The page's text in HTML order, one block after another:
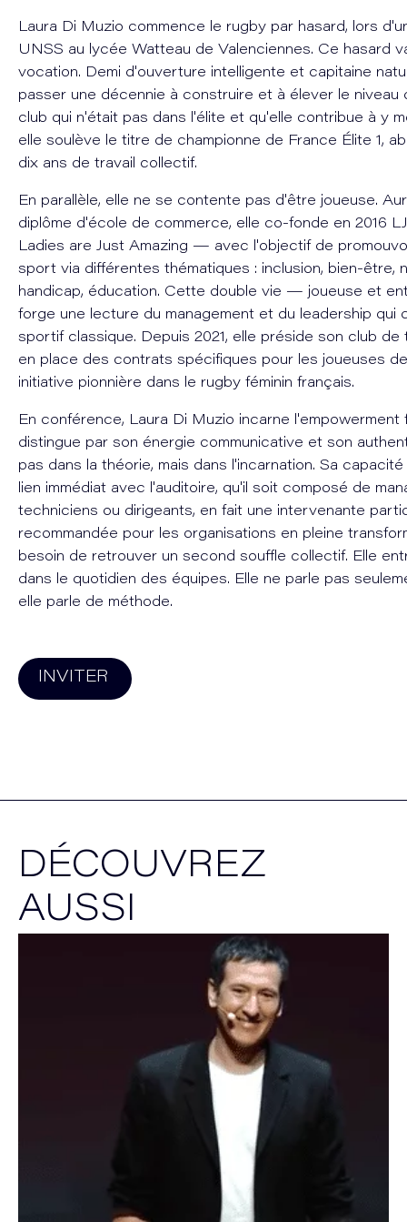
Laura Di Muzio commence le rugby par hasard, lors
UNSS au lycée Watteau de Valenciennes. Ce hasard
vocation. Demi d'ouverture intelligente et capitaine
passer une décennie à construire et à élever le
club qui n'était pas dans l'élite et qu'elle contribue à y
elle soulève le titre de championne de France Élite 1,
dix ans de travail collectif.
En parallèle, elle ne se contente pas d'être joueuse.
diplôme d'école de commerce, elle co-fonde en 2016
Ladies are Just Amazing — avec l'objectif de
sport via différentes thématiques : inclusion, bien-être,
handicap, éducation. Cette double vie — joueuse et
forge une lecture du management et du leadership qui
sportif classique. Depuis 2021, elle préside son club
en place des contrats spécifiques pour les joueuses
initiative pionnière dans le rugby féminin français.
En conférence, Laura Di Muzio incarne l'empowerment
distingue par son énergie communicative et son
pas dans la théorie, mais dans l'incarnation. Sa
lien immédiat avec l'auditoire, qu'il soit composé de
techniciens ou dirigeants, en fait une intervenante
recommandée pour les organisations en pleine
besoin de retrouver un second souffle collectif. Elle
dans le quotidien des équipes. Elle ne parle pas
elle parle de méthode.
INVITER
DÉCOUVREZ
AUSSI